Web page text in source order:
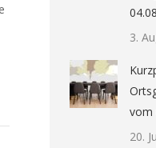
3.
vom
20.